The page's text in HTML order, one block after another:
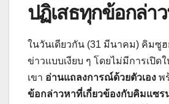
ปฏิเสธทุกข้อกล่า
ในวันเดียวกัน (31 มีนาคม) คิมซู
ข่าวแบบเงียบ ๆ โดยไม่มีการเปิ
เขา อ่านแถลงการณ์ด้วยตัวเอง พ
ข้อกล่าวหาที่เกี่ยวข้องกับคิมแซร